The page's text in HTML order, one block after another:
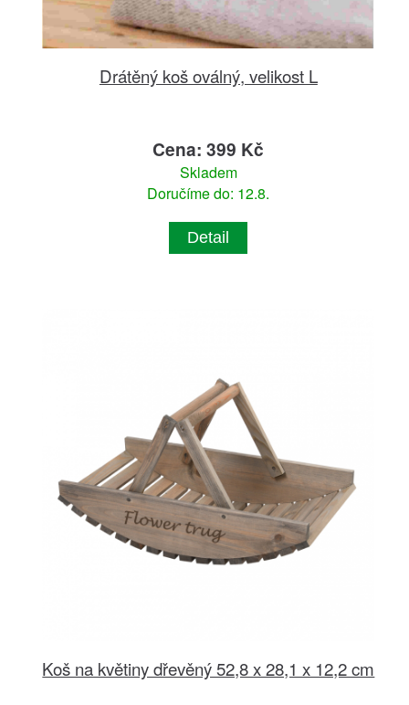
Drátěný koš oválný, velikost L
Cena: 399 Kč
Skladem
Doručíme do: 12.8.
Detail
Koš na květiny dřevěný 52,8 x 28,1 x 12,2 cm